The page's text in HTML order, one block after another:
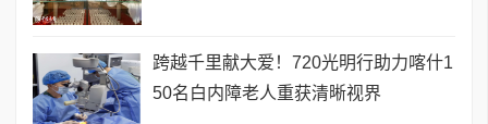
跨越千里献大爱！720光明行助力喀什1
50名白内障老人重获清晰视界